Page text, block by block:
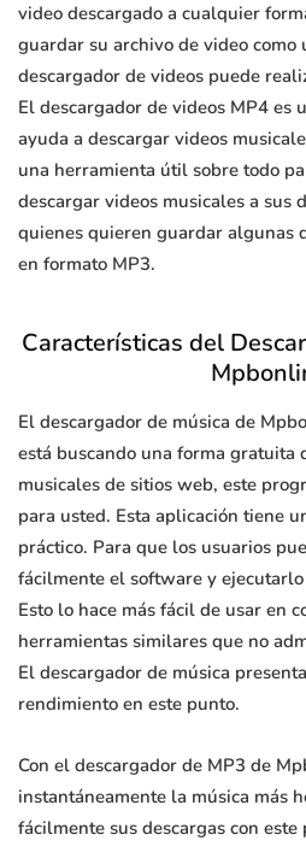
video descargado a cualquier
guardar su archivo de video
descargador de videos puede
El descargador de videos MP4 es
ayuda a descargar videos
una herramienta útil sobre todo
descargar videos musicales a sus
quienes quieren guardar algunas
en formato MP3.
Características del
El descargador de música de
está buscando una forma gratuita
musicales de sitios web, este
para usted. Esta aplicación tiene
práctico. Para que los usuarios
fácilmente el software y
Esto lo hace más fácil de usar en
herramientas similares que no
El descargador de música
rendimiento en este punto.
Con el descargador de MP3 de
instantáneamente la música más
fácilmente sus descargas con